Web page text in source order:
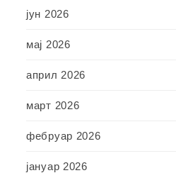
јун 2026
мај 2026
април 2026
март 2026
фебруар 2026
јануар 2026